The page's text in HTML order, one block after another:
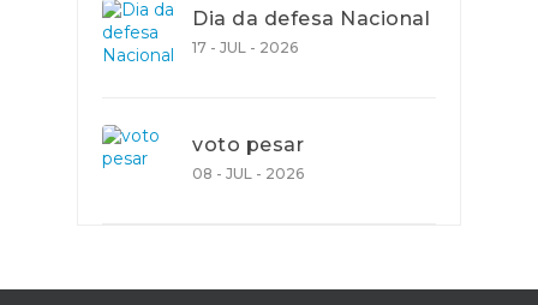
Dia da defesa Nacional
17 - JUL - 2026
voto pesar
08 - JUL - 2026